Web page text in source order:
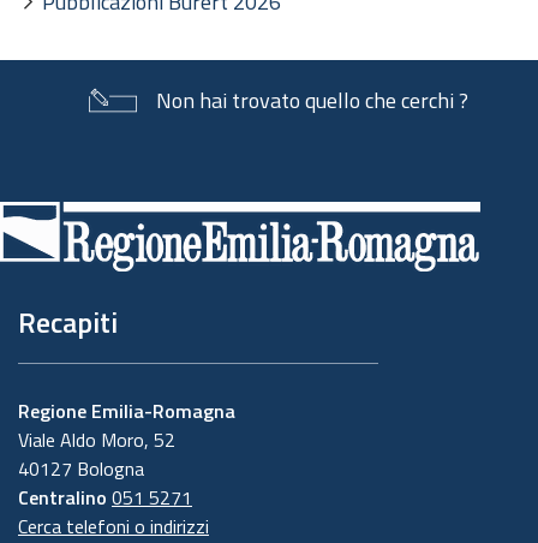
Non hai trovato quello che cerchi ?
di
pagina
Recapiti
Regione Emilia-Romagna
Viale Aldo Moro, 52
40127 Bologna
Centralino 051 5271
Cerca telefoni o indirizzi